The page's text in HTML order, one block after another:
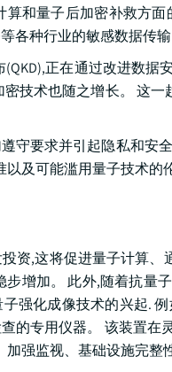
和量子后加密补救方
各种行业的敏感数据传输
正在通过改进数
技术也随之增长。 这
守要求并引起隐私和安
以及可能滥用量子技术
资,这将促进量子计算
增加。 此外,随着抗量
强化成像技术的兴起.
的专用仪器。 该装置
强监视、基础设施完整